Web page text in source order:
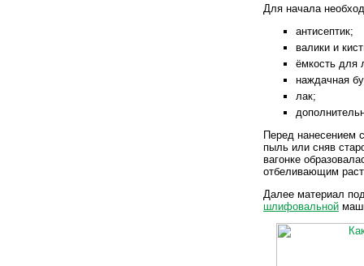
Для начала
антисептик;
валики и
ёмкость для
наждачная
лак;
Перед нанесением
пыль или сняв
вагонке
отбеливающим
Далее материал
шлифовальной